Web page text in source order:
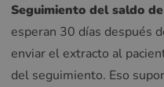
Seguimiento del saldo
esperan 30 días después
enviar el extracto al
del seguimiento. Eso